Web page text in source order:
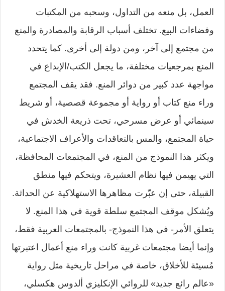
العمل، بل منعه من التداول، وسحبه من المكتبات
وفضاءات البيع. تختلف أسباب الرقابة والمصادرة والمنع
من مجتمع إلى آخر، ومن دولة إلى أخرى. كما يتحدد
المنع بمرجعيات مختلفة، ما يجعل الكتب/الإبداع في
مواجهة عدد كبير من دوائر المنع. فقد يقف المجتمع
وراء منع كتاب أو رواية أو مجموعة قصصية، أو شريط
سينمائي أو عرض مسرحي، تحت ذريعة الخدش في
حياة المجتمع، والمس بالتعاقدات والأعراف الاجتماعية،
ويكثر هذا النموذج من المنع، في المجتمعات المحافظة،
التي يهيمن فيها نظام العشيرة، ويتحكم فيها منطق
القبيلة، حتى إن عبّرت مظاهرها الاستهلاكية عن الحداثة.
ويُشكل موقف المجتمع سلطة قوية في هذا المنع. لا
يتعلق الأمر- في هذا النموذج- بالمجتمعات العربية فقط،
وإنما أيضا مجتمعات غربية كانت وراء منع أعمال اعتبرتها
مُسيئة للأخلاق، خاصة في مراحل تاريخية مثل رواية
«عالم رائع جديد» للروائي الإنكليزي ألدوس هكسلي،